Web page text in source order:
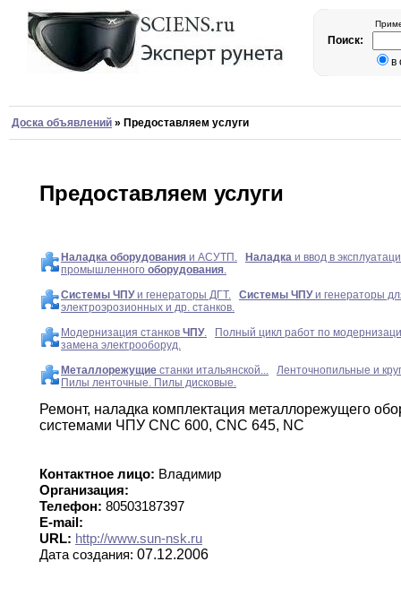
Поиск:
в
Доска объявлений » Предоставляем услуги
Предоставляем услуги
Наладка оборудования и АСУТП. Наладка и ввод в
промышленного оборудования.
Системы ЧПУи генераторы ДГТ. Системы ЧПУи генераторы
электроэрозионных и др. станков.
Модернизация станков ЧПУ.
Полный цикл работ по
замена электрооборуд.
Металлорежущие станки итальянской...
Ленточнопильные и
Пилы ленточные. Пилы дисковые.
Ремонт, наладка комплектация металлорежущего
системами ЧПУ CNC 600, CNC 645, NC
Контактное лицо: Владимир
Организация:
Телефон: 80503187397
E-mail:
URL: http://www.sun-nsk.ru
Дата создания: 07.12.2006